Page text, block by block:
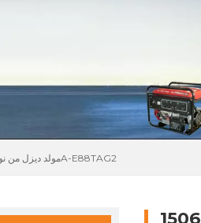
مولد ديزل من نوع بيركنز 1506A-E88TAG2